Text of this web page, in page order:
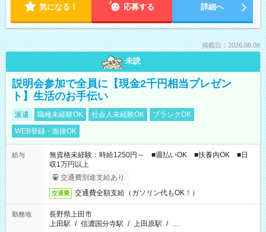
気になる！ 応募する 詳細へ
掲載日：2026.08.08
未読
説明会参加で全員に【現金2千円相当プレゼン
ト】生活のお手伝い
派遣 職種未経験OK 社会人未経験OK
ブランクOK
WEB登録・面接OK
給与
無資格未経験：時給1250円～ ■週払いOK ■扶養内OK ■日
収1万円以上
交通費別途支給あり
交通費 交通費全額支給（ガソリン代もOK！）
勤務地
長野県上田市
上田駅 / 信濃国分寺駅 / 上田原駅 / …